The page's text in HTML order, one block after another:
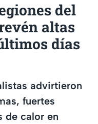
del
altas
días
advirtieron
fuertes
de calor en